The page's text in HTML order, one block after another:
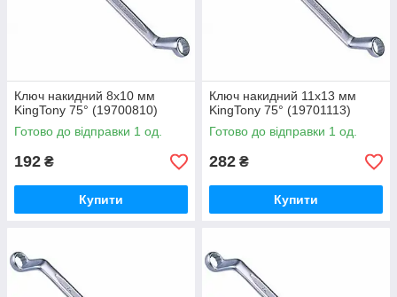
Ключ накидний 8х10 мм
KingTony 75° (19700810)
Готово до відправки 1 од.
192 ₴
Купити
Ключ накидний 11х13 мм
KingTony 75° (19701113)
Готово до відправки 1 од.
282 ₴
Купити